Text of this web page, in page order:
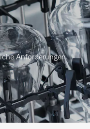
Anforderungen.